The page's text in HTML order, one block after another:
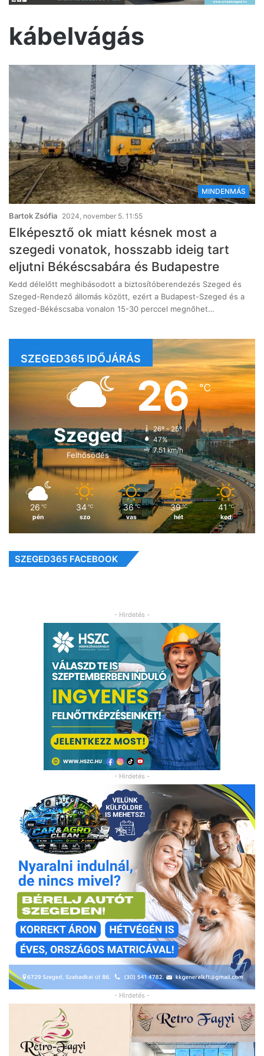
kábelvágás
MINDENMÁS
Bartok Zsófia 2024, november 5. 11:55
Elképesztő ok miatt késnek most a
szegedi vonatok, hosszabb ideig tart
eljutni Békéscsabára és Budapestre
Kedd délelőtt meghibásodott a biztosítóberendezés Szeged és
Szeged-Rendező állomás között, ezért a Budapest-Szeged és a
Szeged-Békéscsaba vonalon 15-30 perccel megnőhet…
SZEGED365 IDŐJÁRÁS
Szeged
Felhősödés
26℃
26º - 25º
47%
7.51 km/h
26 ℃
pén
34 ℃
szo
36 ℃
vas
39 ℃
hét
41 ℃
ked
SZEGED365 FACEBOOK
- Hirdetés -
- Hirdetés -
- Hirdetés -